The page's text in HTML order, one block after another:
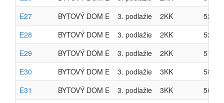
E27
BYTOVÝ DOM E 3. podlažie 2KK
52.06
E28
BYTOVÝ DOM E 3. podlažie 2KK
52.06
E29
BYTOVÝ DOM E 3. podlažie 2KK
51.07
E30
BYTOVÝ DOM E 3. podlažie 3KK
58.39
E31
BYTOVÝ DOM E 3. podlažie 3KK
56.56